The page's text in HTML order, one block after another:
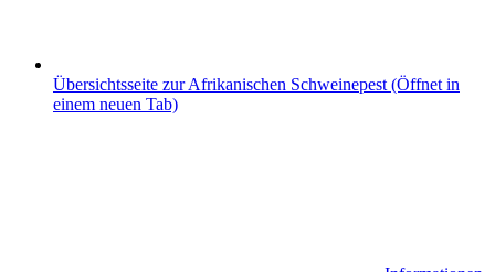
Übersichtsseite zur Afrikanischen Schweinepest (Öffnet in
einem neuen Tab)